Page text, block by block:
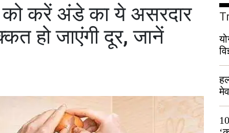
करें अंडे का ये असरदार
हो जाएंगी दूर, जानें